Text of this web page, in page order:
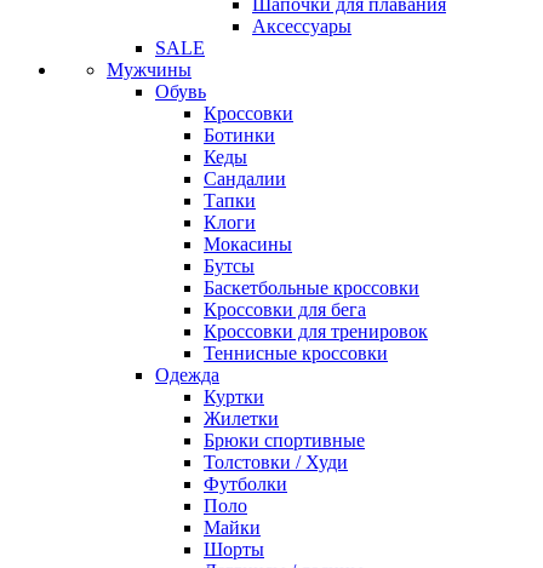
Аксессуары
SALE
Мужчины
Обувь
Кроссовки
Ботинки
Кеды
Сандалии
Тапки
Клоги
Мокасины
Бутсы
Баскетбольные кроссовки
Кроссовки для бега
Кроссовки для тренировок
Теннисные кроссовки
Одежда
Куртки
Жилетки
Брюки спортивные
Толстовки / Худи
Футболки
Поло
Майки
Шорты